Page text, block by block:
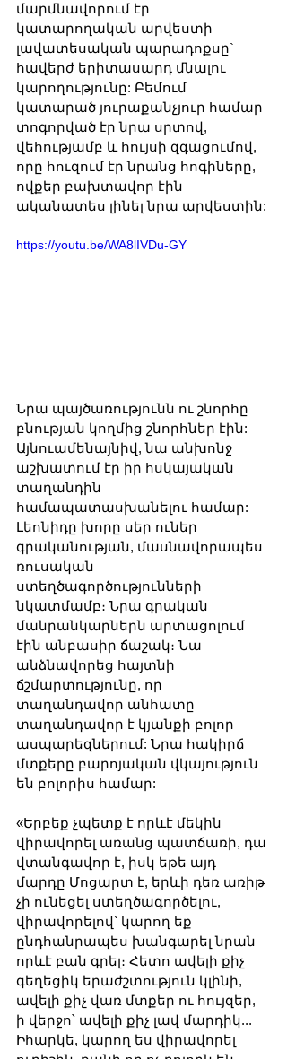
մարմնավորում էր
կատարողական արվեստի
լավատեսական պարադոքսը`
հավերժ երիտասարդ մնալու
կարողությունը: Բեմում
կատարած յուրաքանչյուր համար
տոգորված էր նրա սրտով,
վեհությամբ և հույսի զգացումով,
որը հուզում էր նրանց հոգիները,
ովքեր բախտավոր էին
ականատես լինել նրա արվեստին:
https://youtu.be/WA8lIVDu-GY
Նրա պայծառությունն ու շնորհը
բնության կողմից շնորհներ էին:
Այնուամենայնիվ, նա անխոնջ
աշխատում էր իր հսկայական
տաղանդին
համապատասխանելու համար:
Լեոնիդը խորը սեր ուներ
գրականության, մասնավորապես
ռուսական
ստեղծագործությունների
նկատմամբ։ Նրա գրական
մանրանկարներն արտացոլում
էին անբասիր ճաշակ։ Նա
անձնավորեց հայտնի
ճշմարտությունը, որ
տաղանդավոր անհատը
տաղանդավոր է կյանքի բոլոր
ասպարեզներում: Նրա հակիրճ
մտքերը բարոյական վկայություն
են բոլորիս համար:
«Երբեք չպետք է որևէ մեկին
վիրավորել առանց պատճառի, դա
վտանգավոր է, իսկ եթե այդ
մարդը Մոցարտ է, երևի դեռ առիթ
չի ունեցել ստեղծագործելու,
վիրավորելով՝ կարող եք
ընդհանրապես խանգարել նրան
որևէ բան գրել։ Հետո ավելի քիչ
գեղեցիկ երաժշտություն կլինի,
ավելի քիչ վառ մտքեր ու հույզեր,
ի վերջո՝ ավելի քիչ լավ մարդիկ...
Իհարկե, կարող ես վիրավորել